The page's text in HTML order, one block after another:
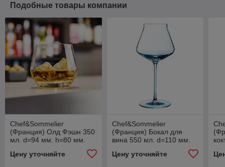
Подобные товары компании
Chef&Sommelier
(Франция) Олд Фэшн 350
мл. d=94 мм. h=80 мм.
Цену уточняйте
Chef&Sommelier
(Франция) Бокал для
вина 550 мл. d=110 мм.
/6/24/192/
Цену уточняйте
/6/